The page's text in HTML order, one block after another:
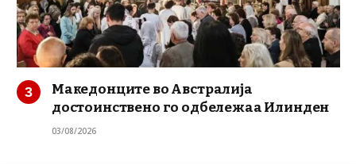
Македонците во Австралија
достоинствено го одбележаа Илинден
03/08/2026